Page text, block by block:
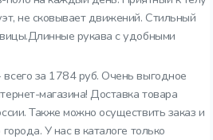
не сковывает движений. Стильный
рукава с удобными
за 1784 руб. Очень выгодное
магазина! Доставка товара
Также можно осуществить заказ и
У нас в каталоге только